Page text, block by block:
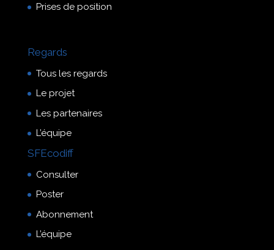
Prises de position
Regards
Tous les regards
Le projet
Les partenaires
L’équipe
SFEcodiff
Consulter
Poster
Abonnement
L’équipe